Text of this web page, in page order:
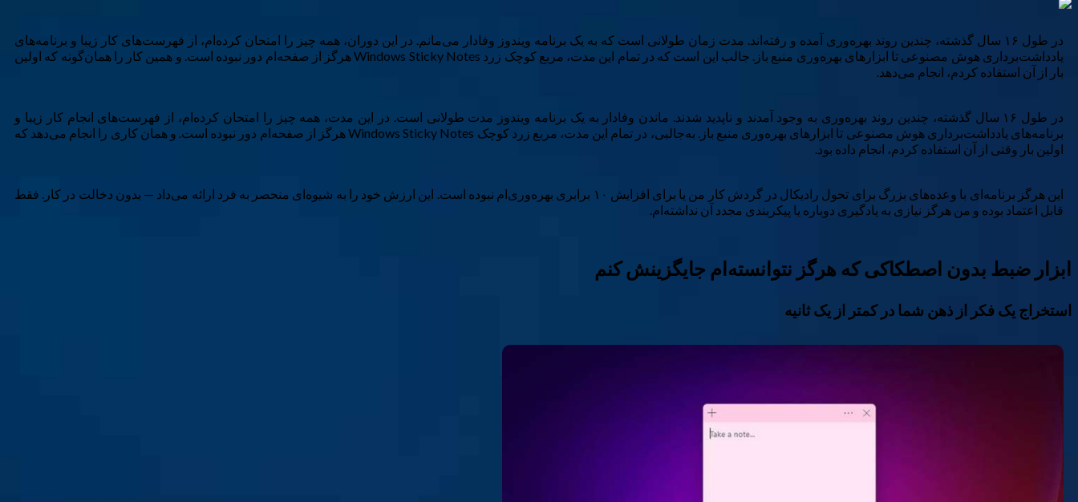
در طول ۱۶ سال گذشته، چندین روند بهره‌وری آمده و رفته‌اند. مدت زمان طولانی است که به یک برنامه ویندوز وفادار می‌مانم. در این دوران، همه چیز را امتحان کرده‌ام، از فهرست‌های کار زیبا و برنامه‌های
یادداشت‌برداری هوش مصنوعی تا ابزارهای بهره‌وری منبع باز. جالب این است که در تمام این مدت، مربع کوچک زرد Windows Sticky Notes هرگز از صفحه‌ام دور نبوده است. و همین کار را همان‌گونه که اولین
بار از آن استفاده کردم، انجام می‌دهد.
در طول ۱۶ سال گذشته، چندین روند بهره‌وری به وجود آمدند و ناپدید شدند. ماندن وفادار به یک برنامه ویندوز مدت طولانی است. در این مدت، همه چیز را امتحان کرده‌ام، از فهرست‌های انجام کار زیبا و
برنامه‌های یادداشت‌برداری هوش مصنوعی تا ابزارهای بهره‌وری منبع باز. به‌جالبی، در تمام این مدت، مربع زرد کوچک Windows Sticky Notes هرگز از صفحه‌ام دور نبوده است. و همان کاری را انجام می‌دهد که
اولین بار وقتی از آن استفاده کردم، انجام داده بود.
این هرگز برنامه‌ای با وعده‌های بزرگ برای تحول رادیکال در گردش کار من یا برای افزایش ۱۰ برابری بهره‌وری‌ام نبوده است. این ارزش خود را به شیوه‌ای منحصر به فرد ارائه می‌داد — بدون دخالت در کار. فقط
قابل اعتماد بوده و من هرگز نیازی به یادگیری دوباره یا پیکربندی مجدد آن نداشته‌ام.
ابزار ضبط بدون اصطکاکی که هرگز نتوانسته‌ام جایگزینش کنم
استخراج یک فکر از ذهن شما در کمتر از یک ثانیه